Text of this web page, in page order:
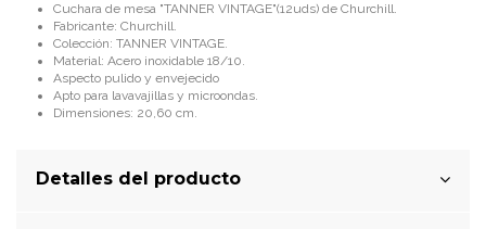
Cuchara de mesa "TANNER VINTAGE"(12uds) de Churchill.
Fabricante: Churchill.
Colección: TANNER VINTAGE.
Material: Acero inoxidable 18/10.
Aspecto pulido y envejecido
Apto para lavavajillas y microondas.
Dimensiones: 20,60 cm.
Detalles del producto